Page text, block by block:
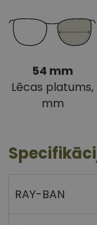
54 mm
Lēcas platums,
mm
RAY-BAN